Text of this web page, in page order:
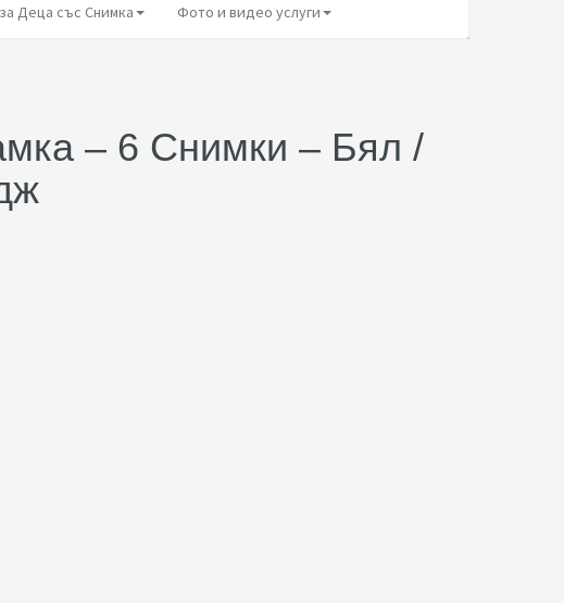
Деца със Снимка Фото и видео услуги
– 6 Снимки – Бял /